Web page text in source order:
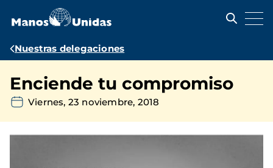
contenido
Ruta
navegación
Nuestras delegaciones
Enciende tu compromiso
Viernes, 23 noviembre, 2018